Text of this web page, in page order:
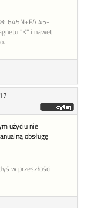
645N+FA 45-
"K" i nawet
użyciu nie
obsługę
w przeszłości